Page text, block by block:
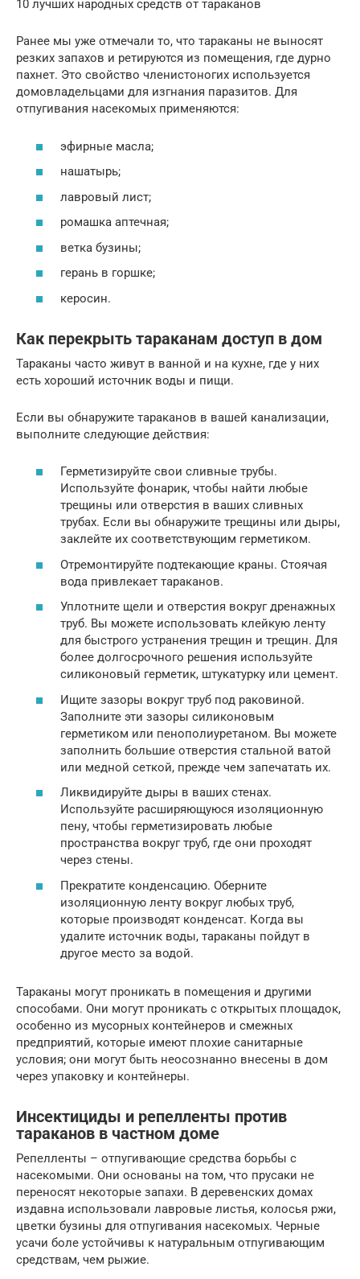
10 лучших народных средств от тараканов
Ранее мы уже отмечали то, что тараканы не выносят
резких запахов и ретируются из помещения, где дурно
пахнет. Это свойство членистоногих используется
домовладельцами для изгнания паразитов. Для
отпугивания насекомых применяются:
эфирные масла;
нашатырь;
лавровый лист;
ромашка аптечная;
ветка бузины;
герань в горшке;
керосин.
Как перекрыть тараканам доступ в дом
Тараканы часто живут в ванной и на кухне, где у них
есть хороший источник воды и пищи.
Если вы обнаружите тараканов в вашей канализации,
выполните следующие действия:
Герметизируйте свои сливные трубы.
Используйте фонарик, чтобы найти любые
трещины или отверстия в ваших сливных
трубах. Если вы обнаружите трещины или дыры,
заклейте их соответствующим герметиком.
Отремонтируйте подтекающие краны. Стоячая
вода привлекает тараканов.
Уплотните щели и отверстия вокруг дренажных
труб. Вы можете использовать клейкую ленту
для быстрого устранения трещин и трещин. Для
более долгосрочного решения используйте
силиконовый герметик, штукатурку или цемент.
Ищите зазоры вокруг труб под раковиной.
Заполните эти зазоры силиконовым
герметиком или пенополиуретаном. Вы можете
заполнить большие отверстия стальной ватой
или медной сеткой, прежде чем запечатать их.
Ликвидируйте дыры в ваших стенах.
Используйте расширяющуюся изоляционную
пену, чтобы герметизировать любые
пространства вокруг труб, где они проходят
через стены.
Прекратите конденсацию. Оберните
изоляционную ленту вокруг любых труб,
которые производят конденсат. Когда вы
удалите источник воды, тараканы пойдут в
другое место за водой.
Тараканы могут проникать в помещения и другими
способами. Они могут проникать с открытых площадок,
особенно из мусорных контейнеров и смежных
предприятий, которые имеют плохие санитарные
условия; они могут быть неосознанно внесены в дом
через упаковку и контейнеры.
Инсектициды и репелленты против
тараканов в частном доме
Репелленты – отпугивающие средства борьбы с
насекомыми. Они основаны на том, что прусаки не
переносят некоторые запахи. В деревенских домах
издавна использовали лавровые листья, колосья ржи,
цветки бузины для отпугивания насекомых. Черные
усачи боле устойчивы к натуральным отпугивающим
средствам, чем рыжие.